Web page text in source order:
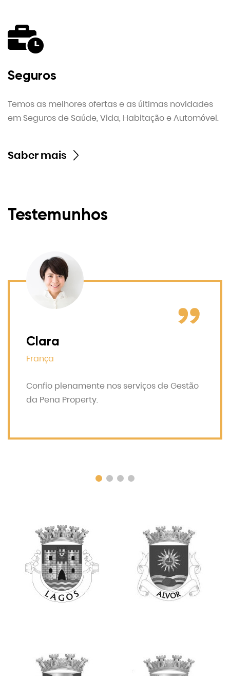
Seguros
Temos as melhores ofertas e as últimas novidades
em Seguros de Saúde, Vida, Habitação e Automóvel.
Saber mais
Testemunhos
Clara
França
Confio plenamente nos serviços de Gestão
da Pena Property.